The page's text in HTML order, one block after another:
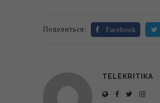
Поделиться: Facebook
TELEKRITIKA